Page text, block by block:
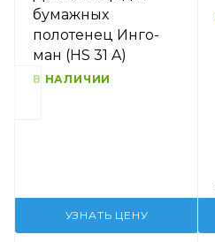
бумажных
полотенец Инго-
ман (HS 31 A)
В НАЛИЧИИ
УЗНАТЬ ЦЕНУ